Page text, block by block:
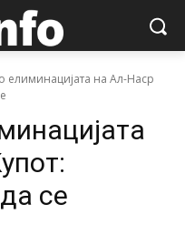
елиминацијата на Ал-Наср
се